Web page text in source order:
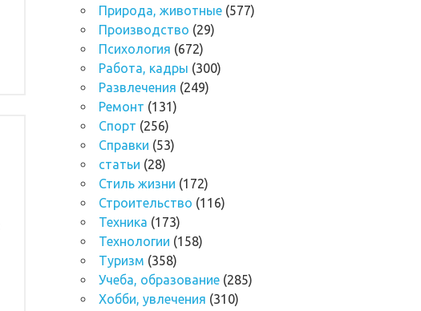
Природа, животные (577)
Производство (29)
Психология (672)
Работа, кадры (300)
Развлечения (249)
Ремонт (131)
Спорт (256)
Справки (53)
статьи (28)
Стиль жизни (172)
Строительство (116)
Техника (173)
Технологии (158)
Туризм (358)
Учеба, образование (285)
Хобби, увлечения (310)